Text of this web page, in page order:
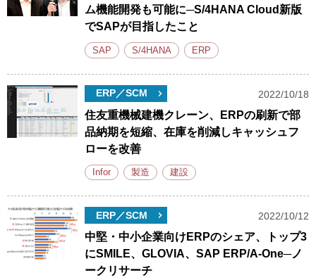
ム機能開発も可能に─S/4HANA Cloud新版
でSAPが目指したこと
SAP S/4HANA ERP
ERP／SCM 2022/10/18
住友重機械建機クレーン、ERPの刷新で部
品納期を短縮、在庫を削減しキャッシュフ
ローを改善
Infor 製造 建設
ERP／SCM 2022/10/12
中堅・中小企業向けERPのシェア、トップ3
にSMILE、GLOVIA、SAP ERP/A-One─ノ
ークリサーチ